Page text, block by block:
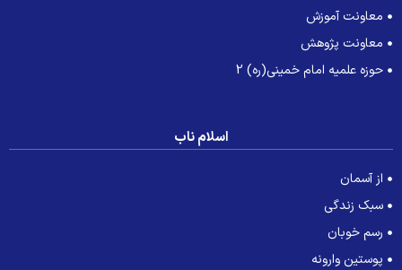
معاونت آموزش
معاونت پژوهش
حوزه علمیه امام خمینی(ره) 2
اسلام ناب
از آسمان
سبک زندگی
رسم خوبان
پوستین وارونه